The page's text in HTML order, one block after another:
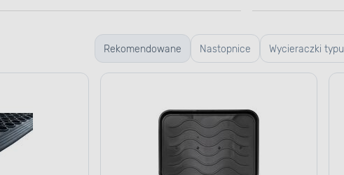
Rekomendowane Nastopnice Wycieraczki typu
plaster miodu